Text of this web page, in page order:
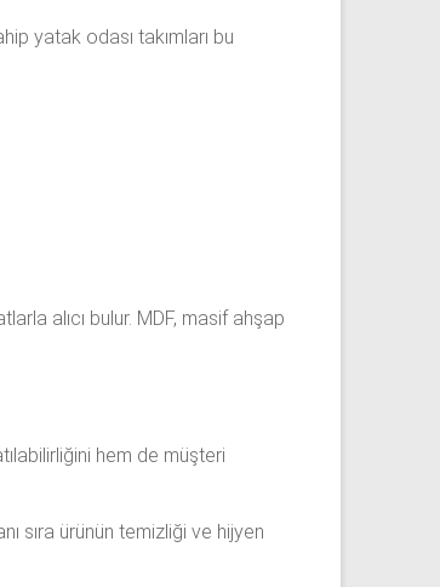
yatak odası takımları bu
alıcı bulur. MDF, masif ahşap
hem de müşteri
sıra ürünün temizliği ve hijyen